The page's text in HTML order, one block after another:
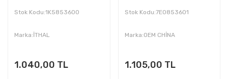
Stok Kodu:1K5853600
Marka:İTHAL
1.040,00 TL
Stok Kodu:7E0853601
Marka:OEM CHİNA
1.105,00 TL